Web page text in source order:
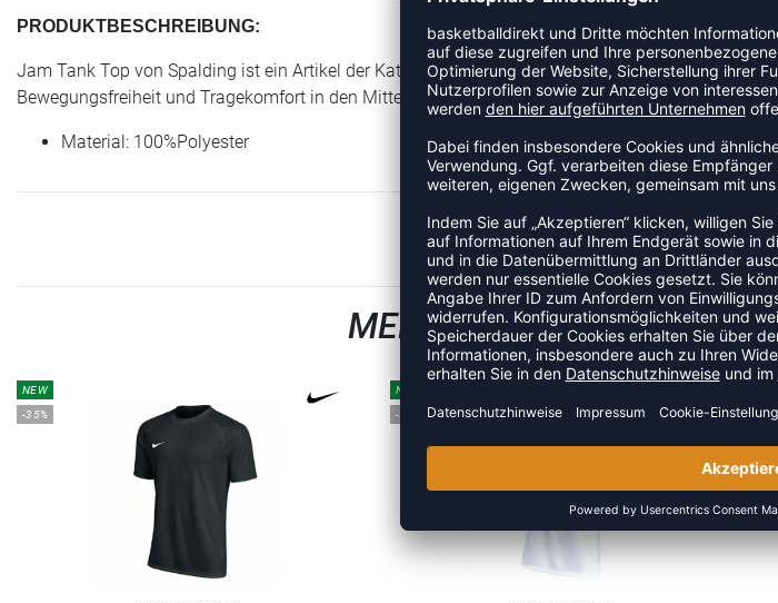
PRODUKTBESCHREIBUNG:
Jam Tank Top von Spalding ist ein Artikel der Kategorie Tanktop. Ein Tanktop mit durchdachtem
Bewegungsfreiheit und Tragekomfort in den Mittelpunkt stellt. Das Modell ist Teil der Spalding
Material: 100%Polyester
ZULETZT
MEHR AUS DER
NEW
-35%
NEW
-35%
-